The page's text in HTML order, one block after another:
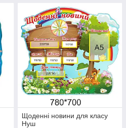
Щоденні новини для класу
Нуш